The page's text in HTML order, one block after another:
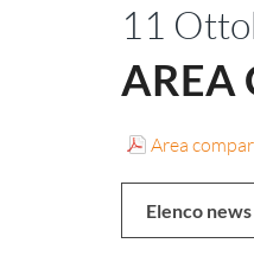
11
AREA
Area
Elenco news